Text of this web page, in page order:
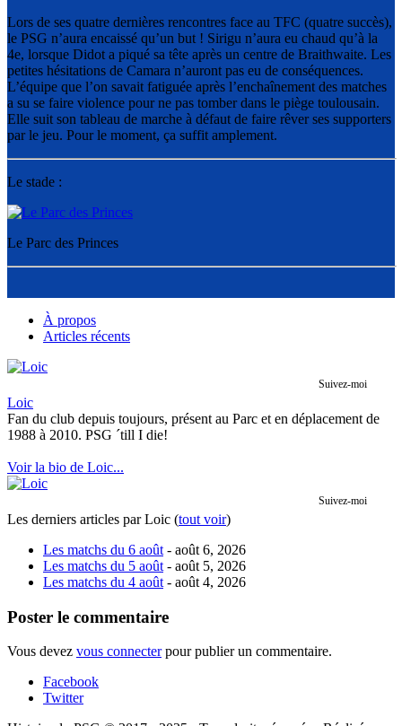
Lors de ses quatre dernières rencontres face au TFC (quatre succès),
le PSG n’aura encaissé qu’un but ! Sirigu n’aura eu chaud qu’à la
4e, lorsque Didot a piqué sa tête après un centre de Braithwaite. Les
petites hésitations de Camara n’auront pas eu de conséquences.
L’équipe que l’on savait fatiguée après l’enchaînement des matches
a su se faire violence pour ne pas tomber dans le piège toulousain.
Elle suit son tableau de marche à défaut de faire rêver ses supporters
par le jeu. Pour le moment, ça suffit amplement.
Le stade :
Le Parc des Princes
À propos
Articles récents
Suivez-moi
Loic
Fan du club depuis toujours, présent au Parc et en déplacement de
1988 à 2010. PSG ´till I die!
Voir la bio de Loic...
Suivez-moi
Les derniers articles par Loic (tout voir)
Les matchs du 6 août - août 6, 2026
Les matchs du 5 août - août 5, 2026
Les matchs du 4 août - août 4, 2026
Poster le commentaire
Vous devez vous connecterpour publier un commentaire.
Facebook
Twitter